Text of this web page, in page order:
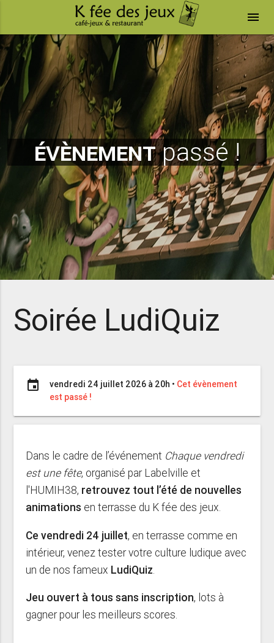
menu
évènementpassé !
Soirée LudiQuiz
event vendredi 24 juillet 2026 à 20h • Cet évènement
est passé !
Dans le cadre de l’événement Chaque vendredi
est une fête, organisé par Labelville et
l'HUMIH38, retrouvez tout l’été de nouvelles
animations en terrasse du K fée des jeux.
Ce vendredi 24 juillet, en terrasse comme en
intérieur, venez tester votre culture ludique avec
un de nos fameux LudiQuiz.
Jeu ouvert à tous sans inscription, lots à
gagner pour les meilleurs scores.